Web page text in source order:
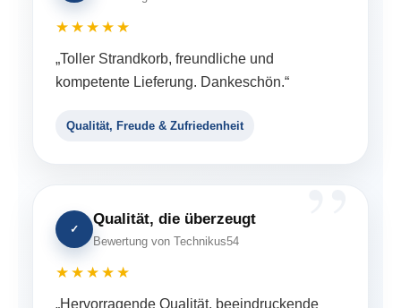
★★★★★
„Toller Strandkorb, freundliche und
kompetente Lieferung. Dankeschön.“
Qualität, Freude & Zufriedenheit
✓
Qualität, die überzeugt
Bewertung von Technikus54
★★★★★
„Hervorragende Qualität, beeindruckende